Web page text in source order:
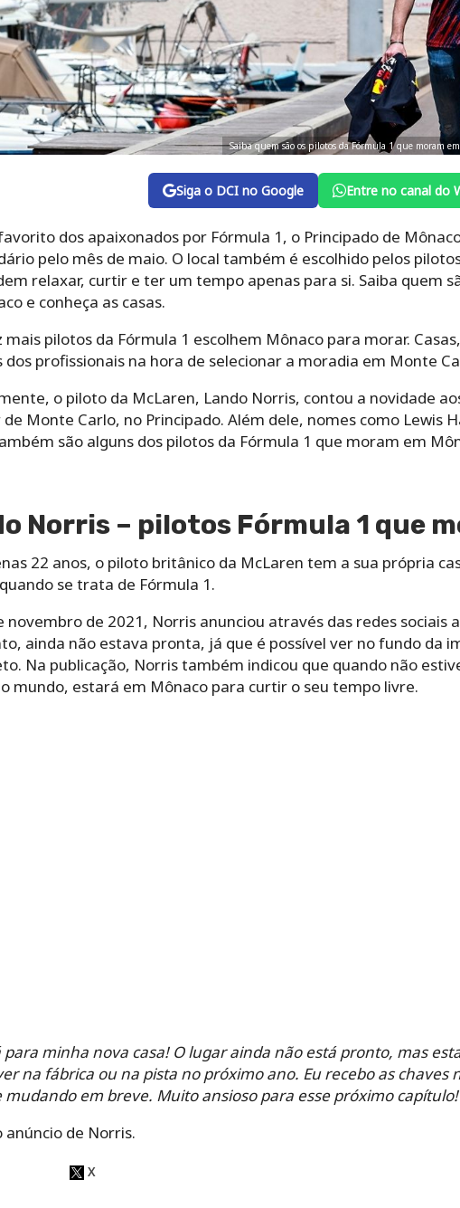
Saiba quem são os pilotos da Fórmula 1 que moram
Siga o DCI no Google Entre no canal do
dos apaixonados por Fórmula 1, o Principado de
pelo mês de maio. O local também é escolhido pelos
relaxar, curtir e ter um tempo apenas para si. Saiba quem
e conheça as casas.
mais pilotos da Fórmula 1 escolhem Mônaco para morar.
profissionais na hora de selecionar a moradia em Monte
o piloto da McLaren, Lando Norris, contou a novidade
Monte Carlo, no Principado. Além dele, nomes como Lewis
são alguns dos pilotos da Fórmula 1 que moram em
Norris – pilotos Fórmula 1 que
22 anos, o piloto britânico da McLaren tem a sua própria
se trata de Fórmula 1.
novembro de 2021, Norris anunciou através das redes sociais
ainda não estava pronta, já que é possível ver no fundo da
Na publicação, Norris também indicou que quando não
mundo, estará em Mônaco para curtir o seu tempo livre.
para minha nova casa! O lugar ainda não está pronto, mas
na fábrica ou na pista no próximo ano. Eu recebo as chaves
mudando em breve. Muito ansioso para esse próximo
anúncio de Norris.